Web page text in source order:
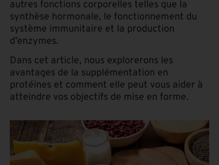
autres fonctions corporelles telles que la
synthèse hormonale, le fonctionnement du
système immunitaire et la production
d’enzymes.
Dans cet article, nous explorerons les
avantages de la supplémentation en
protéines et comment elle peut vous aider à
atteindre vos objectifs de mise en forme.